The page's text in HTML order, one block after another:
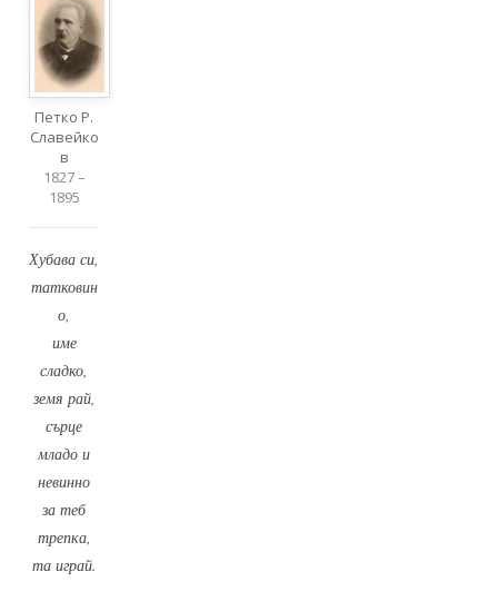
Петко Р.
Славейко
в
1827 –
1895
Хубава си,
татковин
о,
име
сладко,
земя рай,
сърце
младо и
невинно
за теб
трепка,
та играй.